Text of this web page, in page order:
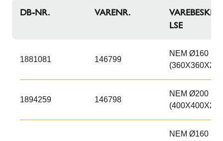
DB-NR. VARENR.
LSE
1881081 146799
NEM Ø160 MM
1894259 146798
NEM Ø200 MM
NEM Ø160